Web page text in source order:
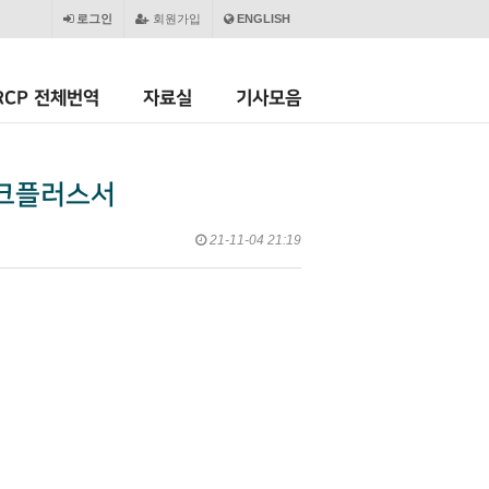
ENGLISH
회원가입
로그인
전체번역 자료실 기사모음
플러스서
21-11-04 21:19